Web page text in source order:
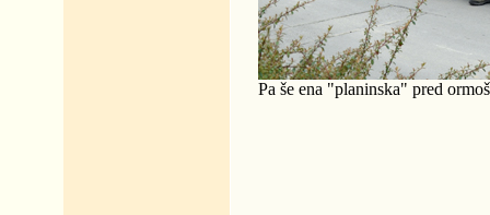
Pa še ena "planinska" pred